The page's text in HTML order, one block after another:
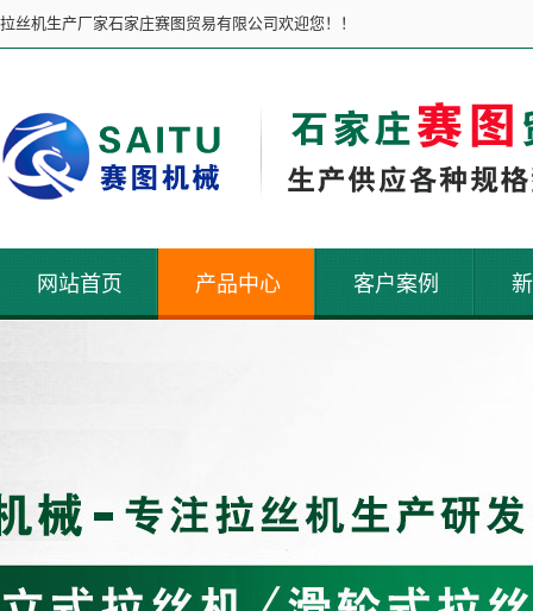
拉丝机生产厂家石家庄赛图贸易有限公司欢迎您！！
网站首页 产品中心 客户案例